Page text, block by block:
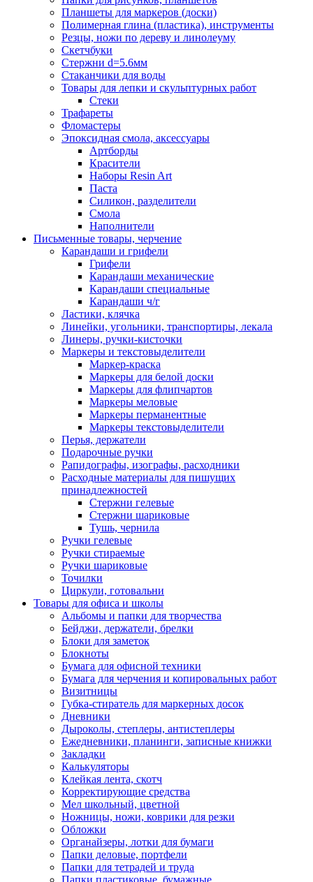
Планшеты для маркеров (доски)
Полимерная глина (пластика), инструменты
Резцы, ножи по дереву и линолеуму
Скетчбуки
Стержни d=5.6мм
Стаканчики для воды
Товары для лепки и скульптурных работ
Стеки
Трафареты
Фломастеры
Эпоксидная смола, аксессуары
Артборды
Красители
Наборы Resin Art
Паста
Силикон, разделители
Смола
Наполнители
Письменные товары, черчение
Карандаши и грифели
Грифели
Карандаши механические
Карандаши специальные
Карандаши ч/г
Ластики, клячка
Линейки, угольники, транспортиры, лекала
Линеры, ручки-кисточки
Маркеры и текстовыделители
Маркер-краска
Маркеры для белой доски
Маркеры для флипчартов
Маркеры меловые
Маркеры перманентные
Маркеры текстовыделители
Перья, держатели
Подарочные ручки
Рапидографы, изографы, расходники
Расходные материалы для пишущих
принадлежностей
Стержни гелевые
Стержни шариковые
Тушь, чернила
Ручки гелевые
Ручки стираемые
Ручки шариковые
Точилки
Циркули, готовальни
Товары для офиса и школы
Альбомы и папки для творчества
Бейджи, держатели, брелки
Блоки для заметок
Блокноты
Бумага для офисной техники
Бумага для черчения и копировальных работ
Визитницы
Губка-стиратель для маркерных досок
Дневники
Дыроколы, степлеры, антистеплеры
Ежедневники, планинги, записные книжки
Закладки
Калькуляторы
Клейкая лента, скотч
Корректирующие средства
Мел школьный, цветной
Ножницы, ножи, коврики для резки
Обложки
Органайзеры, лотки для бумаги
Папки деловые, портфели
Папки для тетрадей и труда
Папки пластиковые, бумажные